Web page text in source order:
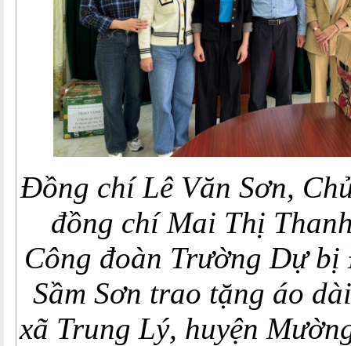
Đồng chí Lê Văn Sơn,
đồng chí Mai Thị
Công đoàn Trường Dự
Sầm Sơn trao tặng áo
xã Trung Lý, huyện